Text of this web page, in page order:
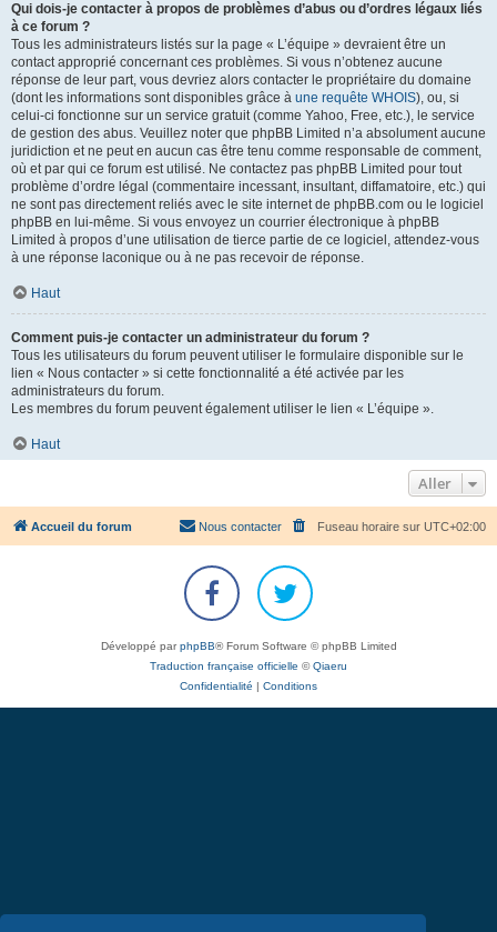
Qui dois-je contacter à propos de problèmes d’abus ou d’ordres légaux liés
à ce forum ?
Tous les administrateurs listés sur la page « L’équipe » devraient être un
contact approprié concernant ces problèmes. Si vous n’obtenez aucune
réponse de leur part, vous devriez alors contacter le propriétaire du domaine
(dont les informations sont disponibles grâce à une requête WHOIS), ou, si
celui-ci fonctionne sur un service gratuit (comme Yahoo, Free, etc.), le service
de gestion des abus. Veuillez noter que phpBB Limited n’a absolument aucune
juridiction et ne peut en aucun cas être tenu comme responsable de comment,
où et par qui ce forum est utilisé. Ne contactez pas phpBB Limited pour tout
problème d’ordre légal (commentaire incessant, insultant, diffamatoire, etc.) qui
ne sont pas directement reliés avec le site internet de phpBB.com ou le logiciel
phpBB en lui-même. Si vous envoyez un courrier électronique à phpBB
Limited à propos d’une utilisation de tierce partie de ce logiciel, attendez-vous
à une réponse laconique ou à ne pas recevoir de réponse.
Haut
Comment puis-je contacter un administrateur du forum ?
Tous les utilisateurs du forum peuvent utiliser le formulaire disponible sur le
lien « Nous contacter » si cette fonctionnalité a été activée par les
administrateurs du forum.
Les membres du forum peuvent également utiliser le lien « L’équipe ».
Haut
Aller
Accueil du forum Fuseau horaire sur UTC+02:00
Nous contacter
Développé parphpBB® Forum Software © phpBB Limited
Traduction française officielle ©Qiaeru
Confidentialité
Conditions